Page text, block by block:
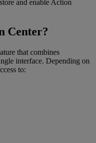
and enable Action
Center?
that combines
interface. Depending on
to: